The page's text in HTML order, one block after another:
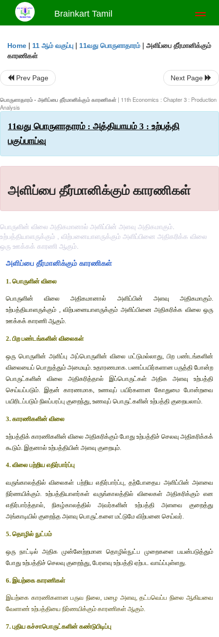
Brainkart Tamil
Home | 11 ஆம் வகுப்பு | 11வது பொருளாதாரம் | அளிப்பை தீர்மானிக்கும்
காரணிகள்
Prev Page Next Page
பொருளாதாரம் - அளிப்பை தீர்மானிக்கும் காரணிகள் | 11th Economics : Chapter 3 : Production
Analysis
11வது பொருளாதாரம் : அத்தியாயம் 3 : உற்பத்தி
பகுப்பாய்வு
அளிப்பை தீர்மானிக்கும் காரணிகள்
பொருளின் விலை அதிகமானால் அளிப்பின் அளவு அதிகமாகும்.
உற்பத்தியாளருக்கும் , விற்பனையாளருக்கும் அளிப்பினை அதிகரிக்க விலை
ஒரு ஊக்கக் காரணி ஆகும்.
1. பொருளின் விலை
பொருளின் விலை அதிகமானால் அளிப்பின் அளவு
உற்பத்தியாளருக்கும் , விற்பனையாளருக்கும் அளிப்பினை
ஊக்கக் காரணி ஆகும்.
2. பிற பண்டங்களின் விலைகள்
ஒரு பொருளின் அளிப்பு அப்பொருளின் விலை மட்டுமல்லாது,
செய்யப்படும். இதன் காரணமாக, உணவுப் பயிர்களான
பயிரிடப்படும் நிலப்பரப்பு குறைந்து, உணவுப் பொருட்களின் உற்பத்தி
கூடும். இதனால் உற்பத்தியின் அளவு குறையும்.
4. விலை பற்றிய எதிர்பார்ப்பு
வருங்காலத்தில் விலைகள் பற்றிய எதிர்பார்ப்பு, தற்போதைய
எதிர்பார்த்தால், நிகழ்காலத்தில் அவர்களின் உற்பத்தி